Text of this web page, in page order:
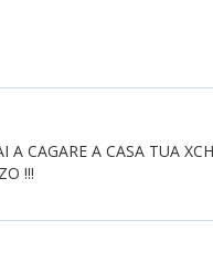
A CAGARE A CASA TUA
!!!